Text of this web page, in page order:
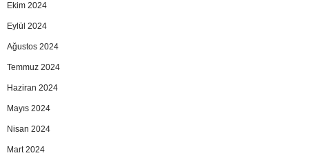
Ekim 2024
Eylül 2024
Ağustos 2024
Temmuz 2024
Haziran 2024
Mayıs 2024
Nisan 2024
Mart 2024